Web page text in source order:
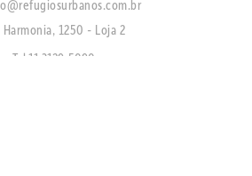
Harmonia, 1250 - Loja 2
Tel 11 3129-5090